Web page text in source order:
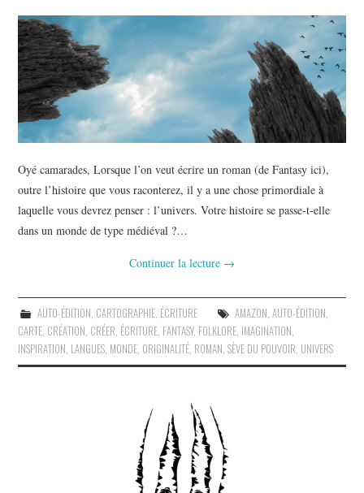
CONTACT
Oyé camarades, Lorsque l’on veut écrire un roman (de Fantasy ici),
outre l’histoire que vous raconterez, il y a une chose primordiale à
laquelle vous devrez penser : l’univers. Votre histoire se passe-t-elle
dans un monde de type médiéval ?…
Continuer la lecture →
AUTO-ÉDITION, CARTOGRAPHIE, ÉCRITURE AMAZON, AUTO-ÉDITION,
CARTE, CRÉATION, CRÉER, ÉCRITURE, FANTASY, FOLKLORE, IMAGINATION,
INSPIRATION, LANGUES, MONDE, ORIGINALITÉ, ROMAN,SÈVE DU POUVOIR, UNIVERS